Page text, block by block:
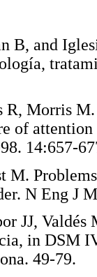
B, and
Morris
of
M.
N Eng
JJ,
in DSM
49-